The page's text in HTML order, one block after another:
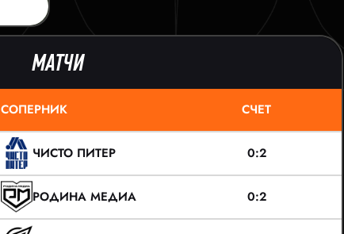
МАТЧИ
СОПЕРНИК СЧЕТ
ЧИСТО ПИТЕР 0:2
РОДИНА МЕДИА 0:2